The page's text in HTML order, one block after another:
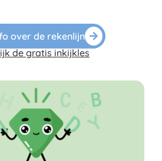
over de rekenlijn
de gratis inkijkles